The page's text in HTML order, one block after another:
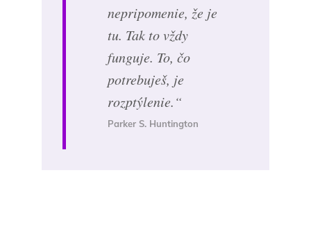
nepripomenie, že je
tu. Tak to vždy
funguje. To, čo
potrebuješ, je
rozptýlenie.“
Parker S. Huntington